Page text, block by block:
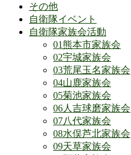
その他
自衛隊イベント
自衛隊家族会活動
01熊本市家族会
02宇城家族会
03荒尾玉名家族会
04山鹿家族会
05菊池家族会
06人吉球磨家族会
07八代家族会
08水俣芦北家族会
09天草家族会